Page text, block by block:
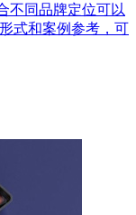
不同品牌定位可以
式和案例参考，可